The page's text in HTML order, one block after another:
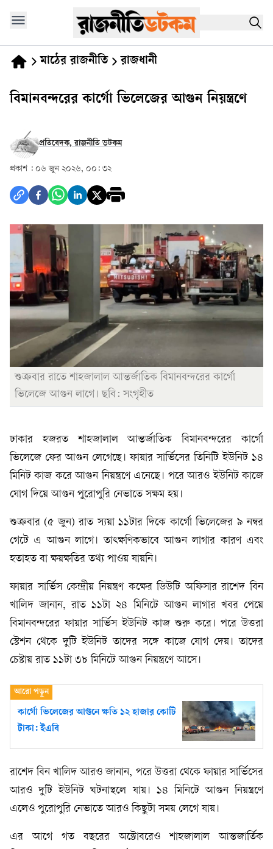
মাঠের রাজনীতি রাজধানী
বিমানবন্দরের কার্গো ভিলেজের আগুন নিয়ন্ত্রণে
প্রতিবেদক, রাজনীতি ডটকম
প্রকাশ : ০৬ জুন ২০২৬, ০০: ৩২
শুক্রবার রাতে শাহজালাল আন্তর্জাতিক বিমানবন্দরের কার্গো
ভিলেজে আগুন লাগে। ছবি: সংগৃহীত
ঢাকার হজরত শাহজালাল আন্তর্জাতিক বিমানবন্দরের কার্গো
ভিলেজে ফের আগুন লেগেছে। ফায়ার সার্ভিসের তিনিটি ইউনিট ১৪
মিনিট কাজ করে আগুন নিয়ন্ত্রণে এনেছে। পরে আরও ইউনিট কাজে
যোগ দিয়ে আগুন পুরোপুরি নেভাতে সক্ষম হয়।
শুক্রবার (৫ জুন) রাত স্যয়া ১১টার দিকে কার্গো ভিলেজের ৯ নম্বর
গেটে এ আগুন লাগে। তাৎক্ষণিকভাবে আগুন লাগার কারণ এবং
হতাহত বা ক্ষয়ক্ষতির তথ্য পাওয় যায়নি।
ফায়ার সার্ভিস কেন্দ্রীয় নিয়ন্ত্রণ কক্ষের ডিউটি অফিসার রাশেদ বিন
খালিদ জানান, রাত ১১টা ২৪ মিনিটে আগুন লাগার খবর পেয়ে
বিমানবন্দরের ফায়ার সার্ভিস ইউনিট কাজ শুরু করে। পরে উত্তরা
স্টেশন থেকে দুটি ইউনিট তাদের সঙ্গে কাজে যোগ দেয়। তাদের
চেষ্টায় রাত ১১টা ৩৮ মিনিটে আগুন নিয়ন্ত্রণে আসে।
কার্গো ভিলেজের আগুনে ক্ষতি ১২ হাজার কোটি
টাকা: ইএবি
রাশেদ বিন খালিদ আরও জানান, পরে উত্তরা থেকে ফায়ার সার্ভিসের
আরও দুটি ইউনিট ঘটনাস্থলে যায়। ১৪ মিনিটে আগুন নিয়ন্ত্রণে
এলেও পুরোপুরি নেভাতে আরও কিছুটা সময় লেগে যায়।
এর আগে গত বছরের অক্টোবরেও শাহজালাল আন্তজার্তিক